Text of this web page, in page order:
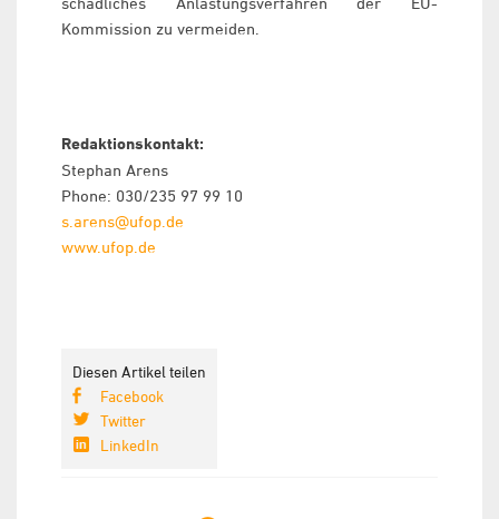
Kommission zu vermeiden.
Redaktionskontakt:
Stephan Arens
Phone: 030/235 97 99 10
s.arens@ufop.de
www.ufop.de
Diesen Artikel teilen
Facebook
Twitter
LinkedIn